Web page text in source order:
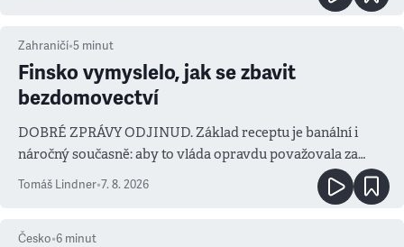
Zahraničí•5 minut
Finsko vymyslelo, jak se zbavit
bezdomovectví
DOBRÉ ZPRÁVY ODJINUD. Základ receptu je banální i
náročný současně: aby to vláda opravdu považovala za
prioritu
Tomáš Lindner•7. 8. 2026
Česko•6 minut